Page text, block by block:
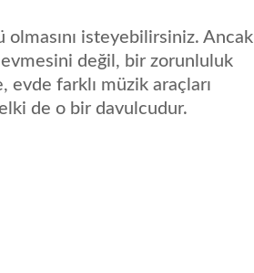
isteyebilirsiniz. Ancak
değil, bir zorunluluk
farklı müzik araçları
de o bir davulcudur.